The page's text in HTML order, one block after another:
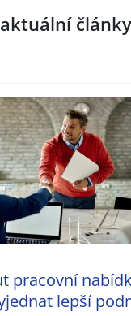
pracovní
lepší